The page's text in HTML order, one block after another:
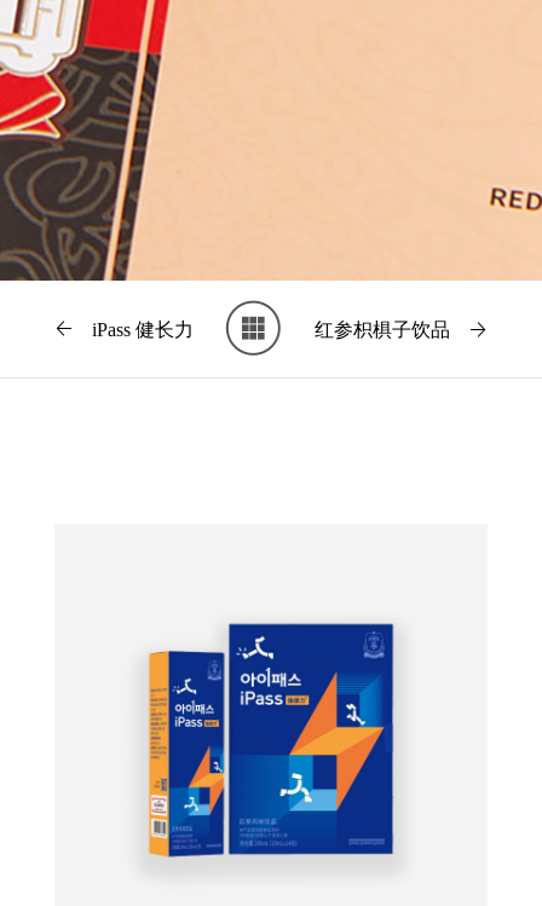
iPass 健长力 红参枳椇子饮品